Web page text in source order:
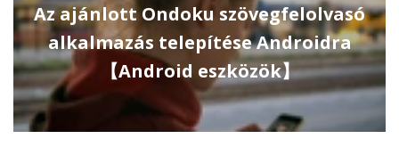
Az ajánlott Ondoku szövegfelolvasó
alkalmazás telepítése Androidra
【Android eszközök】